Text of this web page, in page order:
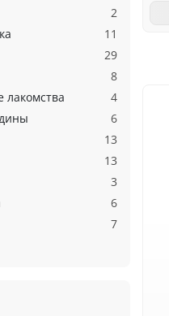
2
11
29
8
лакомства
4
6
13
13
3
6
7